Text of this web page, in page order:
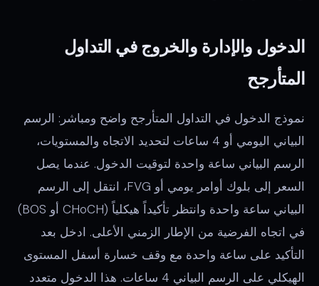
الدخول والإدارة والخروج في التداول
المتأرجح
نموذج الدخول في التداول المتأرجح واضح ومباشر: الرسم
البياني اليومي أو 4 ساعات لتحديد الاتجاه والمستويات،
الرسم البياني ساعة واحدة لتوقيت الدخول. عندما يصل
السعر إلى بلوك أوامر يومي أو FVG، انتقل إلى الرسم
البياني ساعة واحدة وانتظر تأكيداً هيكلياً (CHoCH أو BOS)
في اتجاه الفرضية من الإطار الزمني الأعلى. ادخل بعد
التأكيد على ساعة واحدة مع وقف خسارة أسفل المستوى
الهيكلي على الرسم البياني 4 ساعات. هذا الدخول متعدد